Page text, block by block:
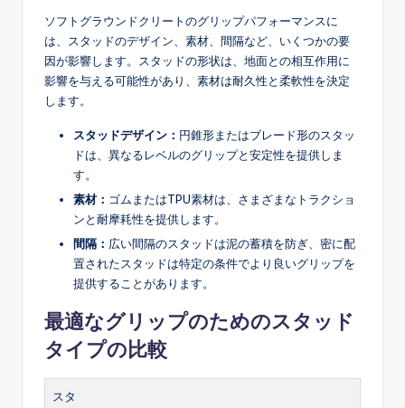
ソフトグラウンドクリートのグリップパフォーマンスに
は、スタッドのデザイン、素材、間隔など、いくつかの要
因が影響します。スタッドの形状は、地面との相互作用に
影響を与える可能性があり、素材は耐久性と柔軟性を決定
します。
スタッドデザイン： 円錐形またはブレード形のスタッ
ドは、異なるレベルのグリップと安定性を提供しま
す。
素材： ゴムまたはTPU素材は、さまざまなトラクショ
ンと耐摩耗性を提供します。
間隔： 広い間隔のスタッドは泥の蓄積を防ぎ、密に配
置されたスタッドは特定の条件でより良いグリップを
提供することがあります。
最適なグリップのためのスタッド
タイプの比較
スタ